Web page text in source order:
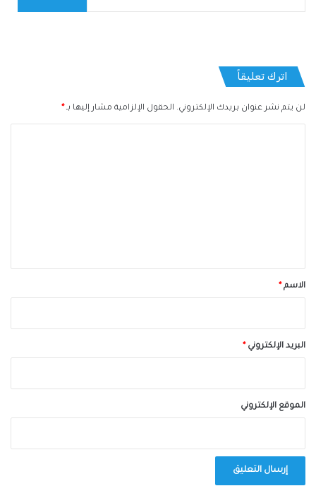
اترك تعليقاً
لن يتم نشر عنوان بريدك الإلكتروني. الحقول الإلزامية مشار إليها بـ*
*الاسم*
البريد الإلكتروني*
الموقع الإلكتروني